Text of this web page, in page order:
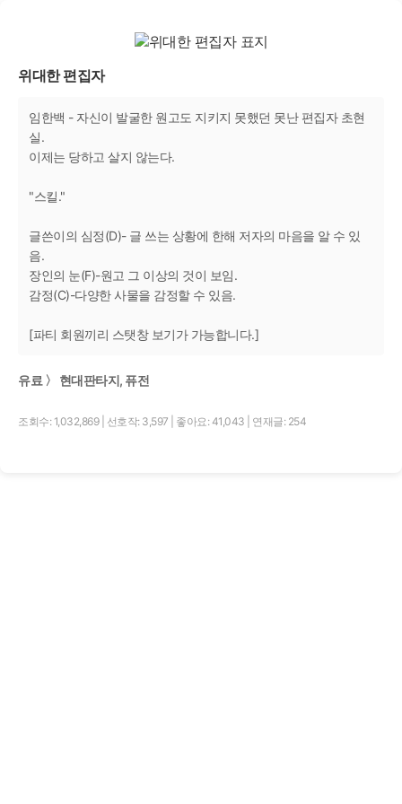
위대한 편집자
임한백 - 자신이 발굴한 원고도 지키지 못했던 못난 편집자 초현
실.
이제는 당하고 살지 않는다.
"스킬."
글쓴이의 심정(D)- 글 쓰는 상황에 한해 저자의 마음을 알 수 있
음.
장인의 눈(F)-원고 그 이상의 것이 보임.
감정(C)-다양한 사물을 감정할 수 있음.
[파티 회원끼리 스탯창 보기가 가능합니다.]
유료 〉 현대판타지, 퓨전
조회수: 1,032,869 선호작: 3,597 좋아요: 41,043 연재글: 254